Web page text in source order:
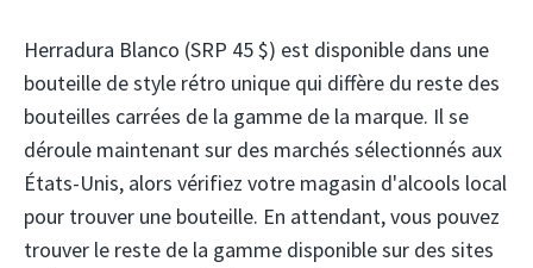
Herradura Blanco (SRP 45 $) est disponible dans une
bouteille de style rétro unique qui diffère du reste des
bouteilles carrées de la gamme de la marque. Il se
déroule maintenant sur des marchés sélectionnés aux
États-Unis, alors vérifiez votre magasin d'alcools local
pour trouver une bouteille. En attendant, vous pouvez
trouver le reste de la gamme disponible sur des sites